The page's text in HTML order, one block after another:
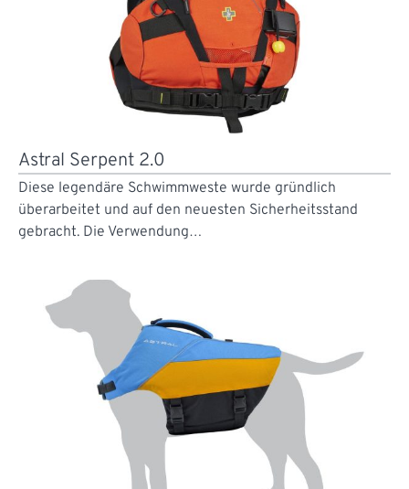
Astral Serpent 2.0
Diese legendäre Schwimmweste wurde gründlich
überarbeitet und auf den neuesten Sicherheitsstand
gebracht. Die Verwendung…